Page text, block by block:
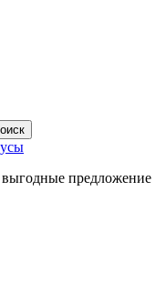
предложение